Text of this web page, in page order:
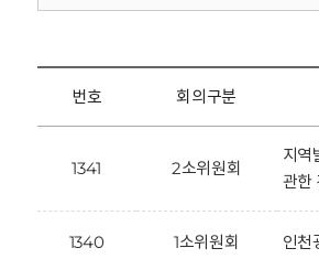
번호 회의구분
1341 2소위원회
지역
관한
1340 1소위원회 인천